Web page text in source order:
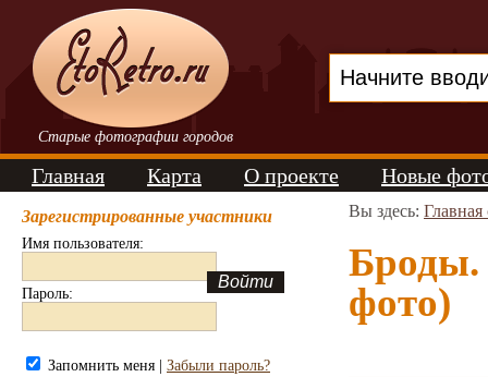
Старые фотографии городов
Главная Карта О проекте Новые
Зарегистрированные участники
Имя пользователя:
Пароль:
Запомнить меня | Забыли пароль?
Вы здесь: Главная
Броды.
фото)